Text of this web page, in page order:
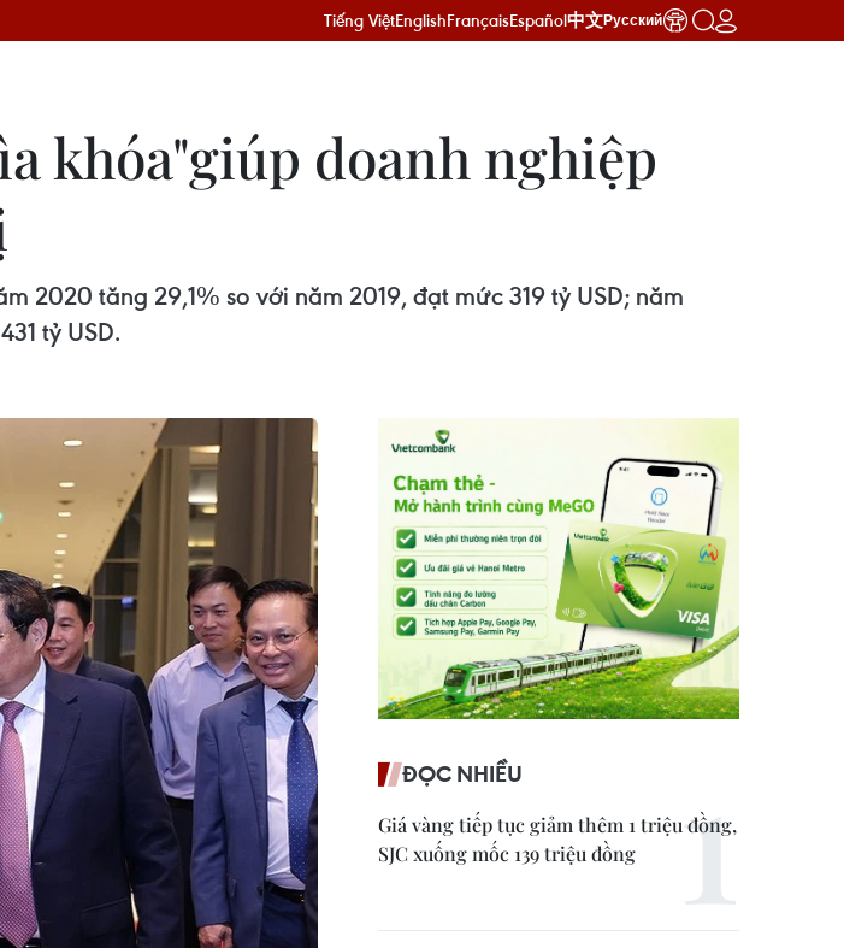
Tiếng ViệtEnglishFrançaisEspañol中文Русский
khóa"giúp doanh nghiệp
2020 tăng 29,1% so với năm 2019, đạt mức 319 tỷ USD; năm
tỷ USD.
ĐỌC NHIỀU
Giá vàng tiếp tục giảm thêm 1 triệu đồng,
SJC xuống mốc 139 triệu đồng